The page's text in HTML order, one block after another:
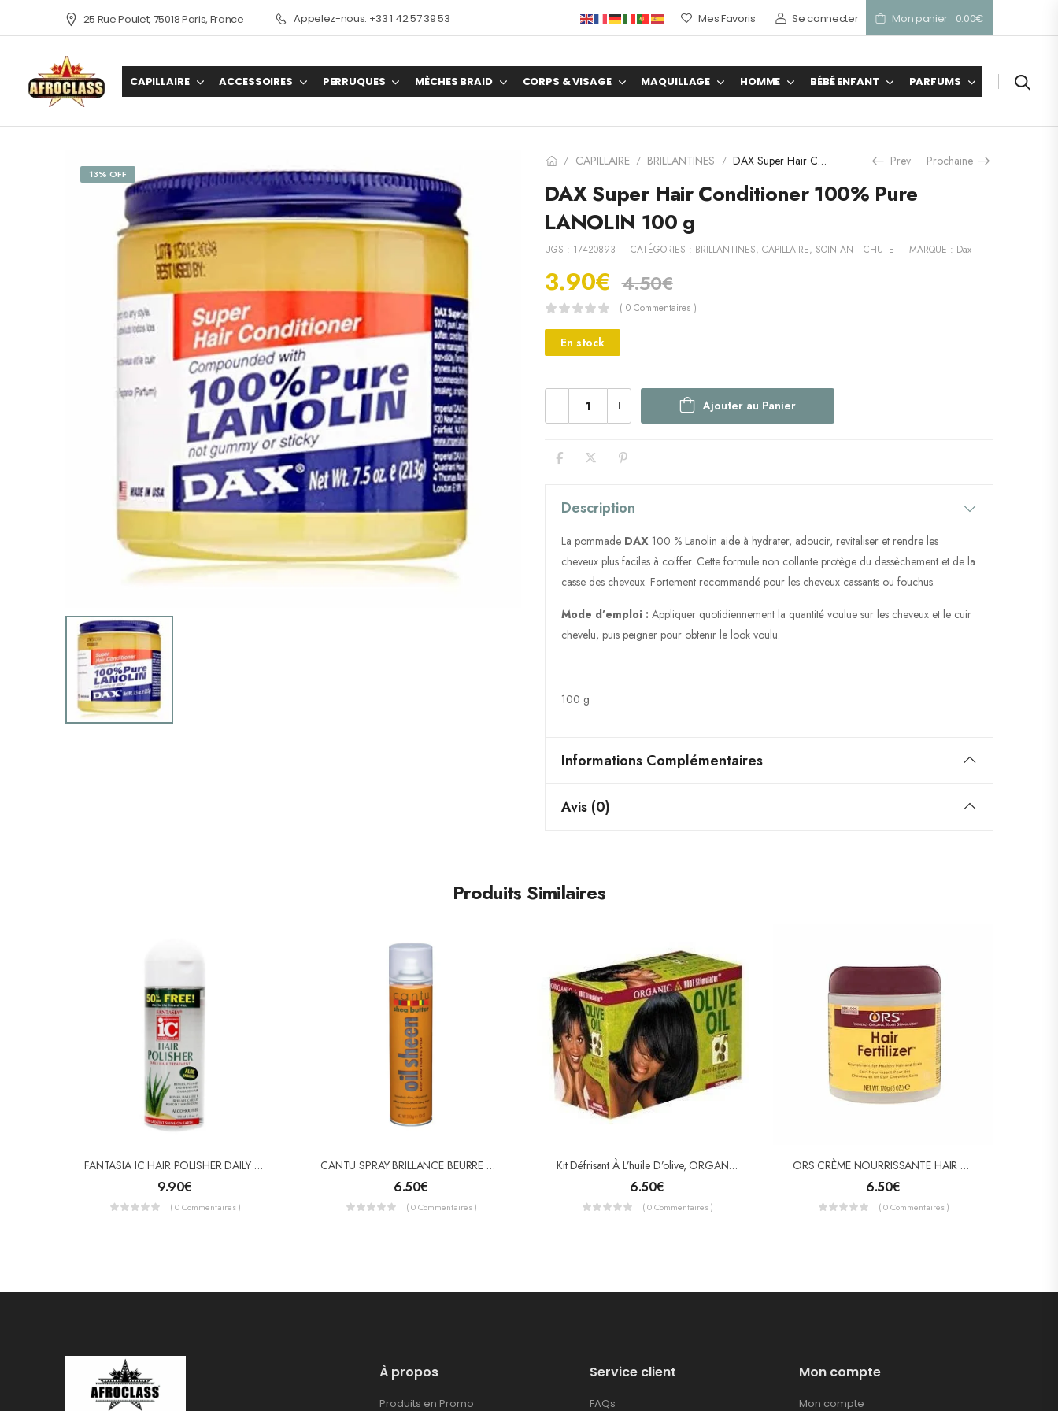
25 Rue Poulet, 75018 Paris, France Appelez-nous: +33 1 42 57 39 53 Mes Favoris Se connecter Mon panier 0.00€
CAPILLAIRE ACCESSOIRES PERRUQUES MÈCHES BRAID CORPS & VISAGE MAQUILLAGE HOMME BÉBÉ ENFANT PARFUMS
13% OFF
/ CAPILLAIRE / BRILLANTINES / DAX Super Hair Conditioner 100% Pure LANOLIN 100 g Prev Prochaine
DAX Super Hair Conditioner 100% Pure
LANOLIN 100 g
UGS : 17420893 CATÉGORIES : BRILLANTINES, CAPILLAIRE, SOIN ANTI-CHUTE MARQUE : Dax
3.90€ 4.50€
( 0 Commentaires )
En stock
Ajouter au Panier
Description
La pommade DAX 100 % Lanolin aide à hydrater, adoucir, revitaliser et rendre les
cheveux plus faciles à coiffer. Cette formule non collante protège du dessèchement et de la
casse des cheveux. Fortement recommandé pour les cheveux cassants ou fouchus.
Mode d’emploi : Appliquer quotidiennement la quantité voulue sur les cheveux et le cuir
chevelu, puis peigner pour obtenir le look voulu.
100 g
Informations Complémentaires
Avis (0)
Produits Similaires
FANTASIA IC HAIR POLISHER DAILY HAIR TREATMENT 178 ML
9.90€
( 0 Commentaires )
CANTU SPRAY BRILLANCE BEURRE DE KARITÉ (OIL SHEEN)
6.50€
( 0 Commentaires )
Kit Défrisant À L’huile D’olive, ORGANIC ROOT STIMULATOR
6.50€
( 0 Commentaires )
ORS CRÈME NOURRISSANTE HAIR FERTILIZER
6.50€
( 0 Commentaires )
À propos
Produits en Promo
Service client
FAQs
Mon compte
Mon compte